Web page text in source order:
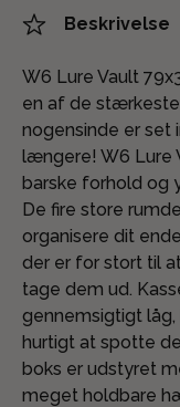
Beskrivelse
W6 Lure Vault
en af ​​de
nogensinde er set
længere! W6 Lure
barske forhold og
De fire store
organisere dit
der er for stort til
tage dem ud.
gennemsigtigt
hurtigt at spotte
boks er udstyret
meget holdbare